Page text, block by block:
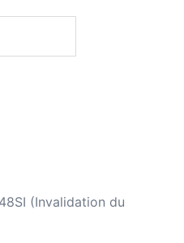
(Invalidation du